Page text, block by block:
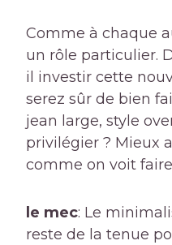
Comme à chaque
un rôle particulier.
il investir cette
serez sûr de bien
jean large, style
privilégier ? Mieux
comme on voit
le mec: Le
reste de la tenue